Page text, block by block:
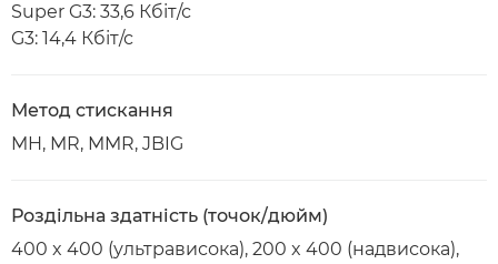
Super G3: 33,6 Кбіт/с
G3: 14,4 Кбіт/с
Метод стискання
MH, MR, MMR, JBIG
Роздільна здатність (точок/дюйм)
400 x 400 (ультрависока), 200 x 400 (надвисока),